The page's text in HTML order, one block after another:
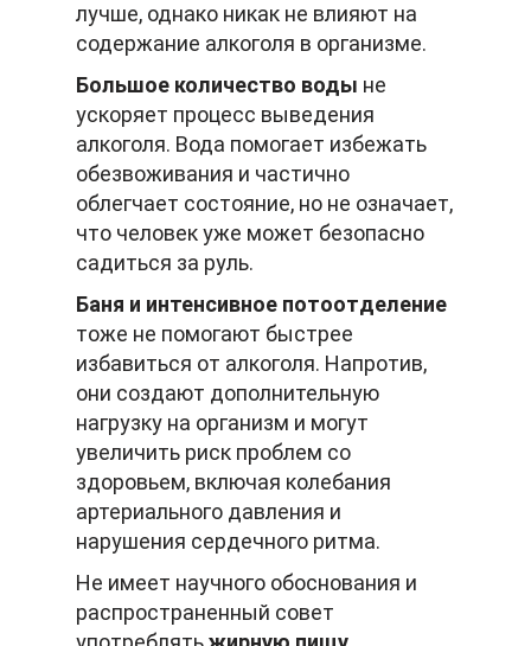
лучше, однако никак не влияют на
содержание алкоголя в организме.
Большое количество воды не
ускоряет процесс выведения
алкоголя. Вода помогает избежать
обезвоживания и частично
облегчает состояние, но не означает,
что человек уже может безопасно
садиться за руль.
Баня и интенсивное потоотделение
тоже не помогают быстрее
избавиться от алкоголя. Напротив,
они создают дополнительную
нагрузку на организм и могут
увеличить риск проблем со
здоровьем, включая колебания
артериального давления и
нарушения сердечного ритма.
Не имеет научного обоснования и
распространенный совет